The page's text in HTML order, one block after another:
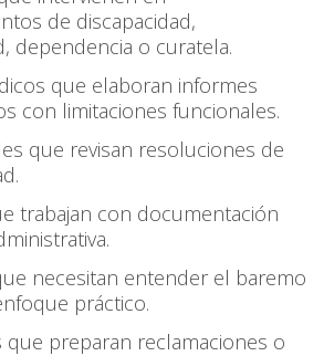
de discapacidad,
dependencia o curatela.
que elaboran informes
con limitaciones funcionales.
que revisan resoluciones de
trabajan con documentación
necesitan entender el baremo
práctico.
que preparan reclamaciones o